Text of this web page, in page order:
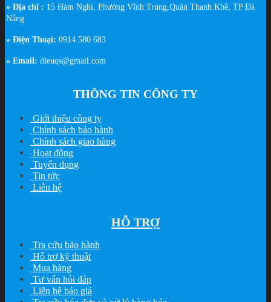
» Địa chỉ : 15 Hàm Nghi, Phường Vĩnh Trung,Quận Thanh Khê, TP Đà
Nẵng
» Điện Thoại: 0914 580 683
» Email: dieuqs@gmail.com
THÔNG TIN CÔNG TY
Giới thiệu công ty
Chính sách bảo hành
Chính sách giao hàng
Hoạt động
Tuyển dụng
Tin tức
Liên hệ
HỖ TRỢ
Tra cứu bảo hành
Hỗ trợ kỹ thuật
Mua hàng
Tư vấn hỏi đáp
Liên hệ báo giá